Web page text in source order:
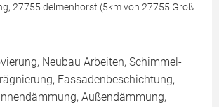
27755 delmenhorst (5km von 27755 Groß
Neubau Arbeiten, Schimmel-
Fassadenbeschichtung,
Außendämmung,